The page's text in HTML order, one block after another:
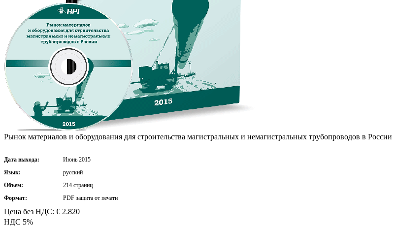
Рынок материалов и оборудования для строительства магистральных и немагистральных трубопроводов в России
Дата выхода:
Июнь 2015
Язык:
русский
Объем:
214 страниц
Формат:
PDF защита от печати
Цена без НДС: € 2.820
НДС 5%